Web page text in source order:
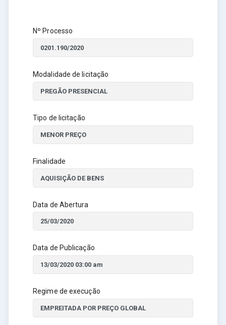
Nº Processo
Modalidade de licitação
Tipo de licitação
Finalidade
Data de Abertura
Data de Publicação
Regime de execução